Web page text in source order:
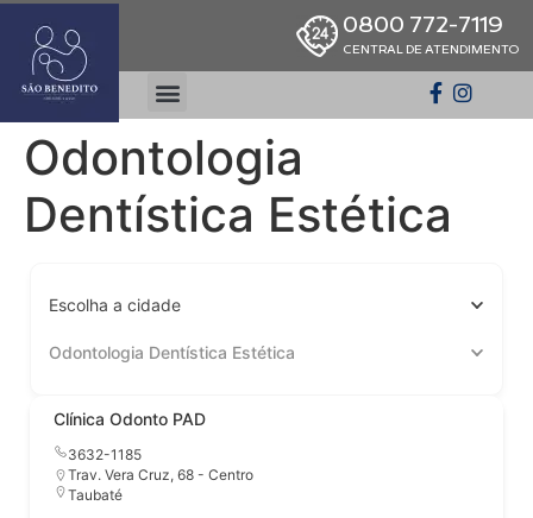
0800 772-7119
CENTRAL DE ATENDIMENTO
Odontologia
Dentística Estética
Escolha a cidade
Odontologia Dentística Estética
Clínica Odonto PAD
3632-1185
Trav. Vera Cruz, 68 - Centro
Taubaté